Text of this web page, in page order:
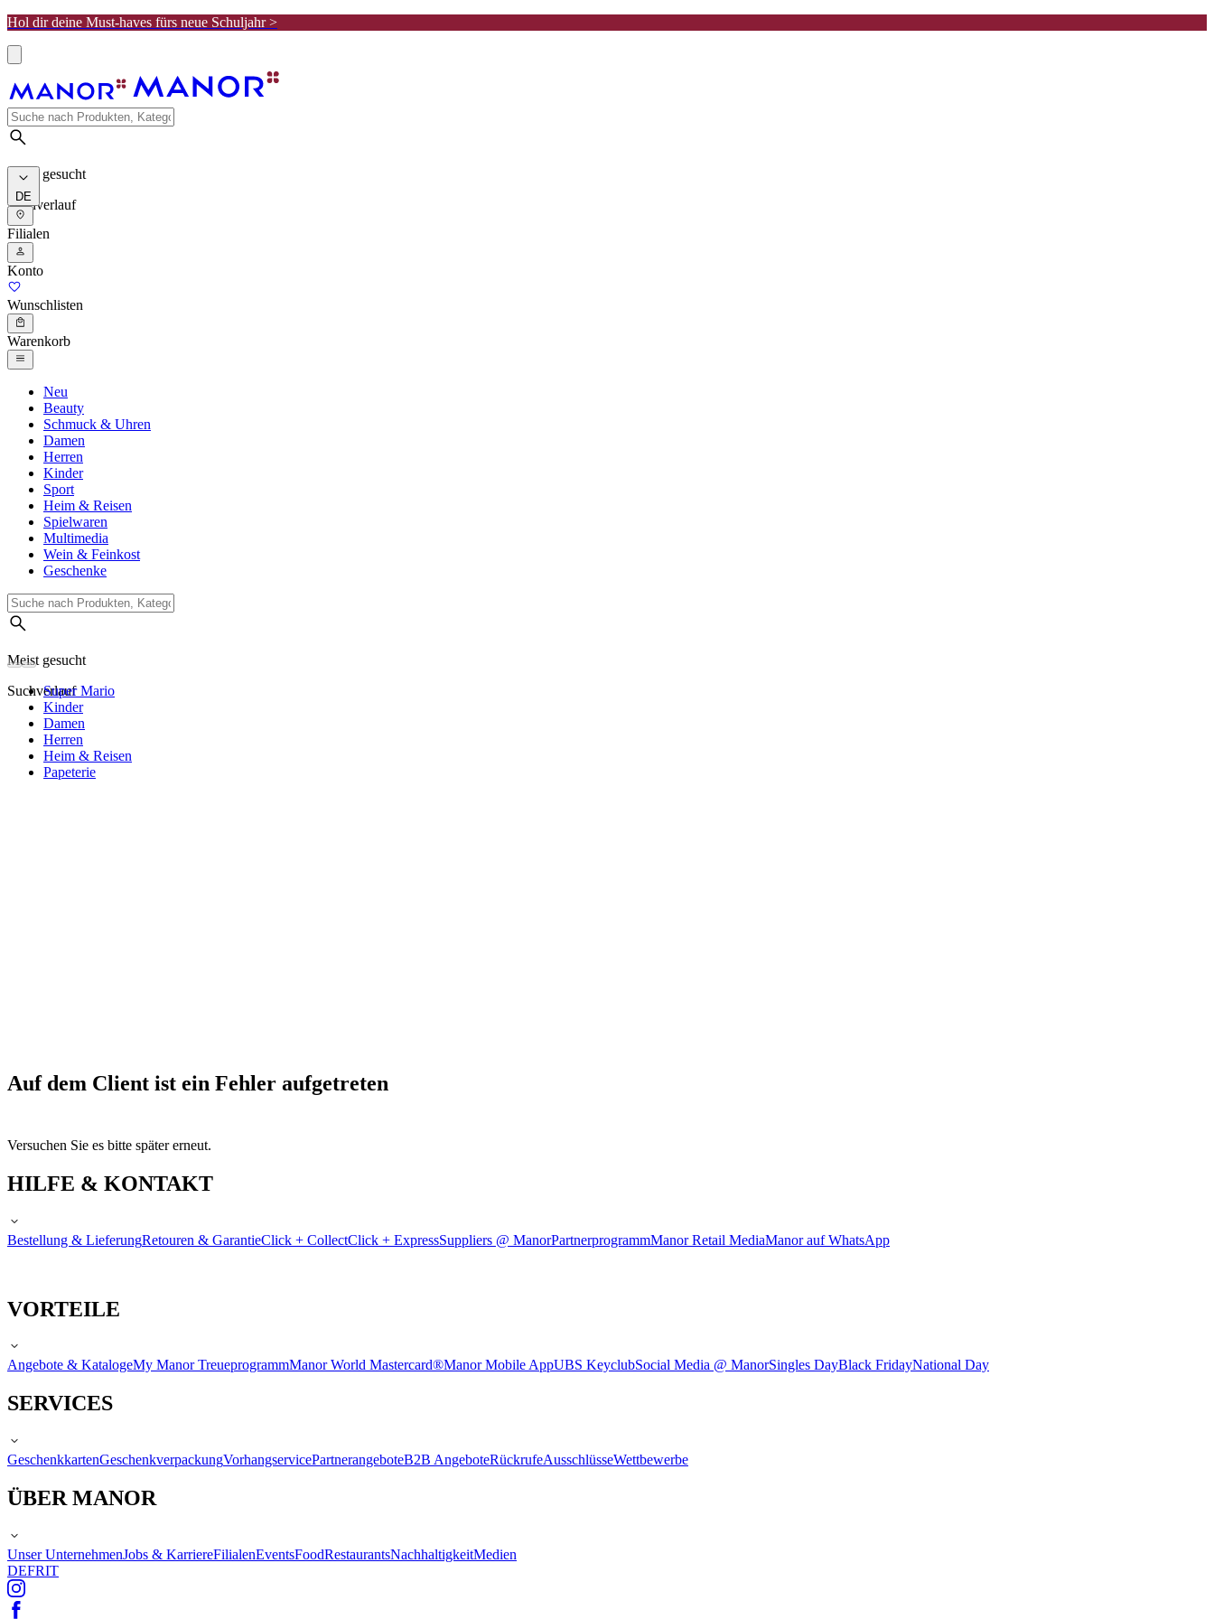
Hol dir deine Must-haves fürs neue Schuljahr >
Meist gesucht
Suchverlauf
DE
Filialen
Konto
Wunschlisten
Warenkorb
Neu
Beauty
Schmuck & Uhren
Damen
Herren
Kinder
Sport
Heim & Reisen
Spielwaren
Multimedia
Wein & Feinkost
Geschenke
Meist gesucht
SuchverlaufSuper Mario
Kinder
Damen
Herren
Heim & Reisen
Papeterie
Auf dem Client ist ein Fehler aufgetreten
Versuchen Sie es bitte später erneut.
HILFE & KONTAKT
Bestellung & LieferungRetouren & GarantieClick + CollectClick + ExpressSuppliers @ ManorPartnerprogrammManor Retail MediaManor auf WhatsApp
VORTEILE
Angebote & KatalogeMy Manor TreueprogrammManor World Mastercard®Manor Mobile AppUBS KeyclubSocial Media @ ManorSingles DayBlack FridayNational Day
SERVICES
GeschenkkartenGeschenkverpackungVorhangservicePartnerangeboteB2B AngeboteRückrufeAusschlüsseWettbewerbe
ÜBER MANOR
Unser UnternehmenJobs & KarriereFilialenEventsFoodRestaurantsNachhaltigkeitMedien
DEFRIT